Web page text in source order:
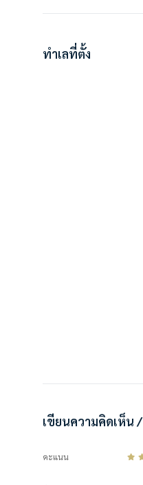
ทำเลที่ตั้ง
เขียนความคิดเห็น
คะแนน